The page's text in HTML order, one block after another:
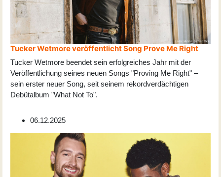
Tucker Wetmore veröffentlicht Song Prove Me Right
Tucker Wetmore beendet sein erfolgreiches Jahr mit der
Veröffentlichung seines neuen Songs "Proving Me Right" –
sein erster neuer Song, seit seinem rekordverdächtigen
Debütalbum "What Not To".
06.12.2025